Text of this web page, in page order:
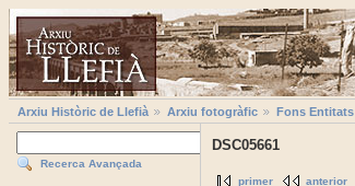
Arxiu Històric de Llefià Arxiu fotogràfic Fons Entitats
Recerca Avançada
DSC05661
primer anterior